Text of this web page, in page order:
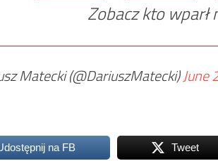
Zobacz kto wparł
Matecki (@DariuszMatecki)June
na FB Tweet